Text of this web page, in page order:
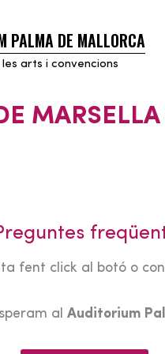
PALMA DE MALLORCA
arts i convencions
MARSELLA
fent click al botó o
al Auditorium